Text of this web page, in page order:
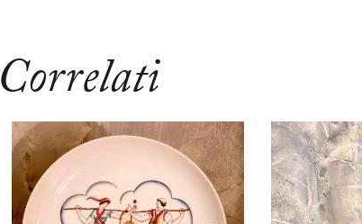
Correlati